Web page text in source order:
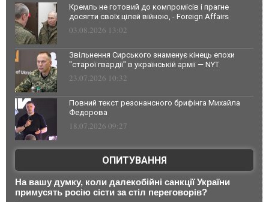
Кремль не готовий до компромісів і прагне
досягти своїх цілей війною, - Foreign Affairs
03.08.2026 13:02
Звільнення Сирського знаменує кінець епохи
"старої гвардії" в українській армії — NYT
23.07.2026 10:32
Повний текст резонансного брифінга Михайла
Федорова
18.07.2026 09:27
ОПИТУВАННЯ
На вашу думку, коли далекобійні санкції України
примусять росію сісти за стіл переговорів?